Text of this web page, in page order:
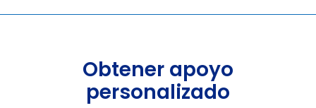
Obtener apoyo
personalizado